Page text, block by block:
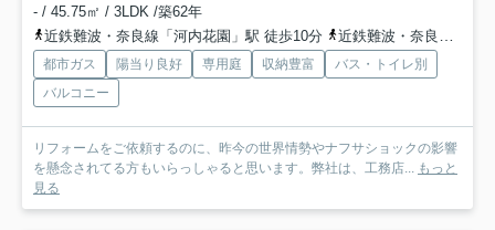
- / 45.75㎡ / 3LDK /築62年
近鉄難波・奈良線「河内花園」駅 徒歩10分
近鉄難波・奈良線「若江岩田」駅 徒歩13分
都市ガス 陽当り良好 専用庭 収納豊富
バス・トイレ別
バルコニー
リフォームをご依頼するのに、昨今の世界情勢やナフサショックの影響
を懸念されてる方もいらっしゃると思います。弊社は、工務店...
もっと
見る